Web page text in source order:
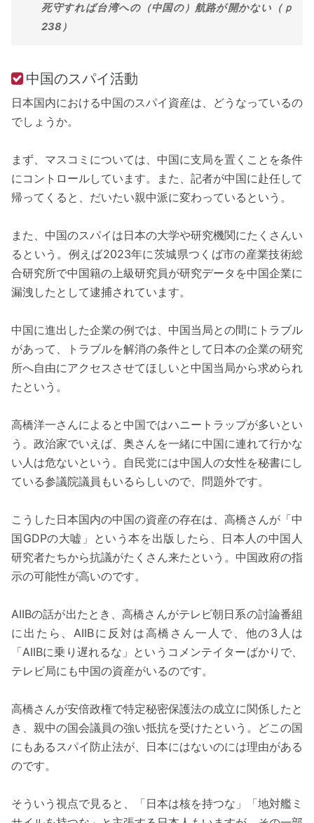
死守すれば台湾への（中国の）航路が開かない（ｐ
238）
中国のスパイ活動
日本国内における中国のスパイ資産は、どうなっているの
でしょうか。
まず、マスコミについては、中国に支局を置くことを条件
にコントロールしています。また、記者が中国に赴任して
帰ってくると、だいたい親中派に変わっているという。
また、中国のスパイは日本の大学や研究機関にたくさんい
るという。例えば2023年に茨城県つくば市の産業技術総
合研究所で中国籍の上級研究員が研究データを中国企業に
漏洩したとして逮捕されています。
中国に進出した企業の例では、中国当局との間にトラブル
があって、トラブルを解消の条件として日本の企業の研究
所へ自由にアクセスさせてほしいと中国当局から求められ
たという。
高橋洋一さんによると中国ではハニートラップが多いとい
う。政治家でいえば、奥さんを一緒に中国に連れて行かな
い人は危ないという。自民党には中国人の女性を秘書にし
ている参議院議員もいるらしいので、問題外です。
こうした日本国内の中国の資産の存在は、高橋さんが「中
国GDPの大嘘」という本を出版したら、日本人の中国人
研究者たちから抗議がたくさん来たという。中国政府の指
示の可能性が高いのです。
AIIBの話が出たとき、高橋さんがテレビ朝日系の討論番組
に出たら、AIIBに反対は高橋さん一人で、他の3人は
「AIIBに乗り遅れるな」というコメンテイターばかりで、
テレビ局にも中国の資産がいるのです。
高橋さんが安倍政権で特定秘密保護法の成立に関係したと
き、親中の国会議員の強い抵抗を受けたという。どこの国
にもあるスパイ防止法が、日本にはないのには理由がある
のです。
そういう視点で見ると、「日本は核を持つな」「地対艦ミ